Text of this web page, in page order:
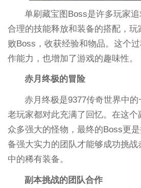
单刷藏宝图Boss是许多玩家
合理的技能释放和装备的搭配，
败Boss，收获经验和物品。这个
作能力，也增加了游戏的趣味性。
赤月终极的冒险
赤月终极是9377传奇世界中
老玩家都对此充满了回忆。在这
众多强大的怪物，最终的Boss更
备强大实力的团队才能够成功挑
中的稀有装备。
副本挑战的团队合作